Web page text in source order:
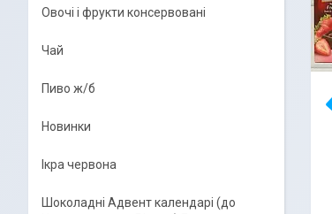
Овочі і фрукти консервовані
Чай
Пиво ж/б
Новинки
Ікра червона
Шоколадні Адвент календарі (до